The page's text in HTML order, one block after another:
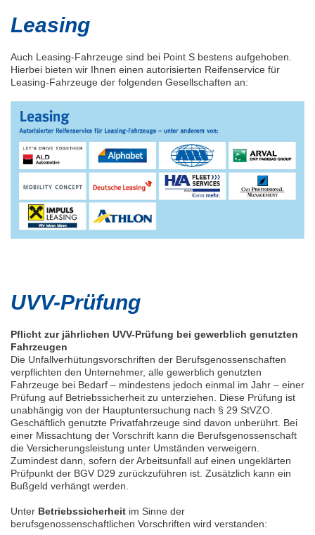
Leasing
Auch Leasing-Fahrzeuge sind bei Point S bestens aufgehoben.
Hierbei bieten wir Ihnen einen autorisierten Reifenservice für
Leasing-Fahrzeuge der folgenden Gesellschaften an:
UVV-Prüfung
Pflicht zur jährlichen UVV-Prüfung bei gewerblich genutzten
Fahrzeugen
Die Unfallverhütungsvorschriften der Berufsgenossenschaften
verpflichten den Unternehmer, alle gewerblich genutzten
Fahrzeuge bei Bedarf – mindestens jedoch einmal im Jahr – einer
Prüfung auf Betriebssicherheit zu unterziehen. Diese Prüfung ist
unabhängig von der Hauptuntersuchung nach § 29 StVZO.
Geschäftlich genutzte Privatfahrzeuge sind davon unberührt. Bei
einer Missachtung der Vorschrift kann die Berufsgenossenschaft
die Versicherungsleistung unter Umständen verweigern.
Zumindest dann, sofern der Arbeitsunfall auf einen ungeklärten
Prüfpunkt der BGV D29 zurückzuführen ist. Zusätzlich kann ein
Bußgeld verhängt werden.
Unter Betriebssicherheit im Sinne der
berufsgenossenschaftlichen Vorschriften wird verstanden: